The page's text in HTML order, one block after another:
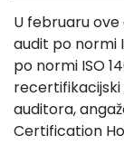
U februaru
audit po normi
po normi ISO
auditora,
Certification